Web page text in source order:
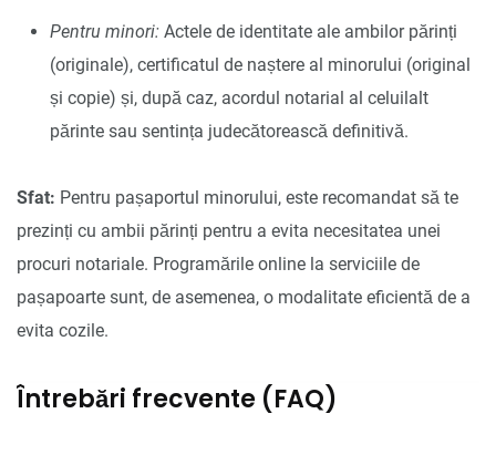
Pentru minori: Actele de identitate ale ambilor părinți
(originale), certificatul de naștere al minorului (original
și copie) și, după caz, acordul notarial al celuilalt
părinte sau sentința judecătorească definitivă.
Sfat: Pentru pașaportul minorului, este recomandat să te
prezinți cu ambii părinți pentru a evita necesitatea unei
procuri notariale. Programările online la serviciile de
pașapoarte sunt, de asemenea, o modalitate eficientă de a
evita cozile.
Întrebări frecvente (FAQ)